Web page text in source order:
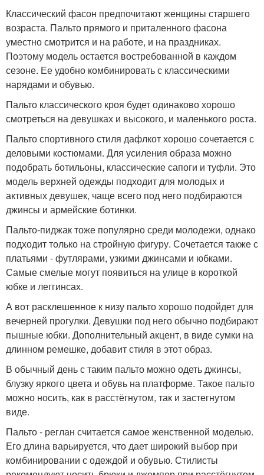
Классический фасон предпочитают женщины старшего
возраста. Пальто прямого и приталенного фасона
уместно смотрится и на работе, и на праздниках.
Поэтому модель остается востребованной в каждом
сезоне. Ее удобно комбинировать с классическими
нарядами и обувью.
Пальто классического кроя будет одинаково хорошо
смотреться на девушках и высокого, и маленького роста.
Пальто спортивного стиля дафлкот хорошо сочетается с
деловыми костюмами. Для усиления образа можно
подобрать ботильоны, классические сапоги и туфли. Это
модель верхней одежды подходит для молодых и
активных девушек, чаще всего под него подбираются
джинсы и армейские ботинки.
Пальто-пиджак тоже популярно среди молодежи, однако
подходит только на стройную фигуру. Сочетается также с
платьями - футлярами, узкими джинсами и юбками.
Самые смелые могут появиться на улице в короткой
юбке и леггинсах.
А вот расклешенное к низу пальто хорошо подойдет для
вечерней прогулки. Девушки под него обычно подбирают
пышные юбки. Дополнительный акцент, в виде сумки на
длинном ремешке, добавит стиля в этот образ.
В обычный день с таким пальто можно одеть джинсы,
блузку яркого цвета и обувь на платформе. Такое пальто
можно носить, как в расстёгнутом, так и застегнутом
виде.
Пальто - реглан считается самое женственной моделью.
Его длина варьируется, что дает широкий выбор при
комбинировании с одеждой и обувью. Стилисты